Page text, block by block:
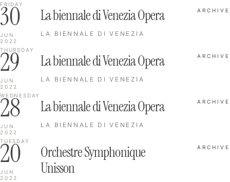
FRIDAY
30
JUN
2022
THURSDAY
La biennale di Venezia Opera
LA BIENNALE DI VENEZIA
ARCHIVE
29
JUN
2022
WEDNESDAY
La biennale di Venezia Opera
LA BIENNALE DI VENEZIA
ARCHIVE
28
JUN
2022
TUESDAY
La biennale di Venezia Opera
LA BIENNALE DI VENEZIA
ARCHIVE
20
JUN
2022
Orchestre Symphonique
Unisson
ARCHIVE